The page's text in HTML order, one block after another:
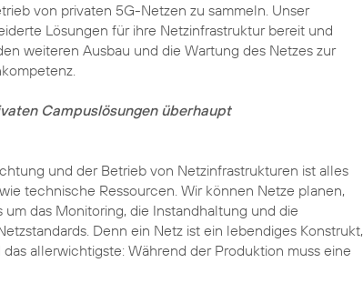
von privaten 5G-Netzen zu sammeln. Unser
Lösungen für ihre Netzinfrastruktur bereit und
weiteren Ausbau und die Wartung des Netzes zur
Campuslösungen überhaupt
und der Betrieb von Netzinfrastrukturen ist alles
technische Ressourcen. Wir können Netze planen,
das Monitoring, die Instandhaltung und die
Denn ein Netz ist ein lebendiges Konstrukt,
allerwichtigste: Während der Produktion muss eine